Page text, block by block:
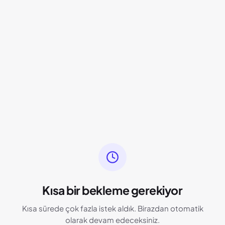
Kısa bir bekleme gerekiyor
Kısa sürede çok fazla istek aldık. Birazdan otomatik
olarak devam edeceksiniz.